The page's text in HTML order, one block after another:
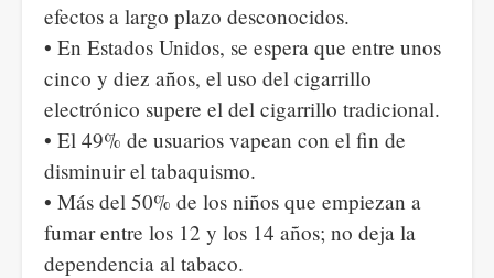
efectos a largo plazo desconocidos.
• En Estados Unidos, se espera que entre unos
cinco y diez años, el uso del cigarrillo
electrónico supere el del cigarrillo tradicional.
• El 49% de usuarios vapean con el fin de
disminuir el tabaquismo.
• Más del 50% de los niños que empiezan a
fumar entre los 12 y los 14 años; no deja la
dependencia al tabaco.